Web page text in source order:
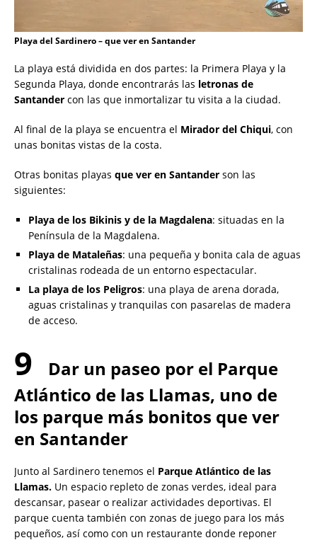
Playa del Sardinero – que ver en Santander
La playa está dividida en dos partes: la Primera Playa y la
Segunda Playa, donde encontrarás las letronas de
Santander con las que inmortalizar tu visita a la ciudad.
Al final de la playa se encuentra el Mirador del Chiqui, con
unas bonitas vistas de la costa.
Otras bonitas playas que ver en Santander son las
siguientes:
Playa de los Bikinis y de la Magdalena: situadas en la
Península de la Magdalena.
Playa de Mataleñas: una pequeña y bonita cala de aguas
cristalinas rodeada de un entorno espectacular.
La playa de los Peligros: una playa de arena dorada,
aguas cristalinas y tranquilas con pasarelas de madera
de acceso.
9 Dar un paseo por el Parque
Atlántico de las Llamas, uno de
los parque más bonitos que ver
en Santander
Junto al Sardinero tenemos el Parque Atlántico de las
Llamas. Un espacio repleto de zonas verdes, ideal para
descansar, pasear o realizar actividades deportivas. El
parque cuenta también con zonas de juego para los más
pequeños, así como con un restaurante donde reponer